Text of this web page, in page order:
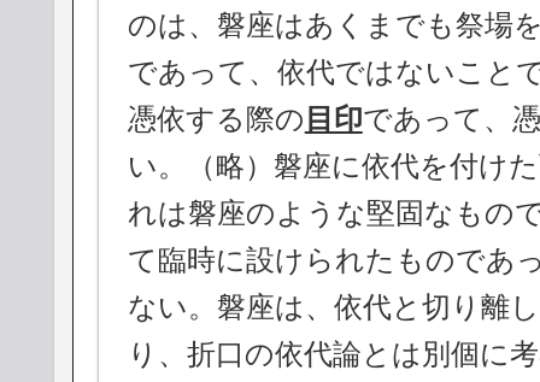
のは、磐座はあくまでも祭場
であって、依代ではないこと
憑依する際の 目印であって、
い。（略）磐座に依代を付け
れは磐座のような堅固なもの
て臨時に設けられたものであ
ない。磐座は、依代と切り離
り、折口の依代論とは別個に